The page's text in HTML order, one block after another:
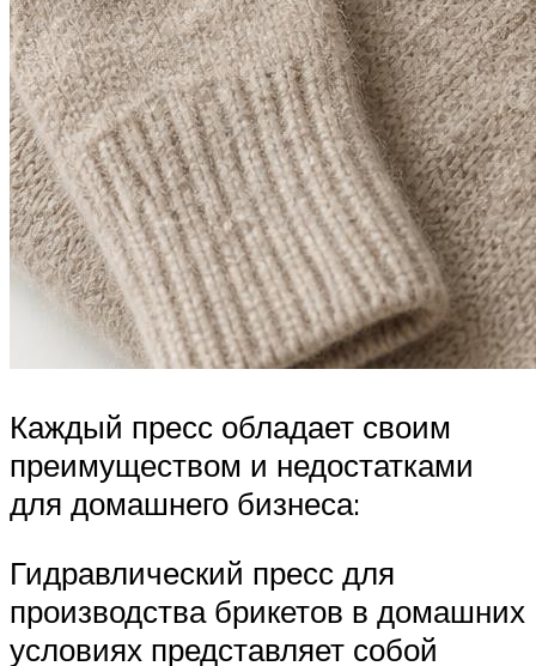
Каждый пресс обладает своим
преимуществом и недостатками
для домашнего бизнеса:
Гидравлический пресс для
производства брикетов в домашних
условиях представляет собой